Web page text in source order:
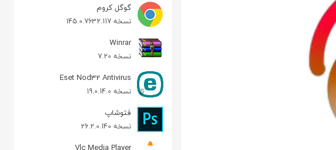
گوگل کروم
نسخه 145.0.7632.117
Winrar
نسخه 7.20
Eset Nod32 Antivirus
نسخه 19.0.14.0
فتوشاپ
نسخه 26.2.0.140
Vlc Media Player